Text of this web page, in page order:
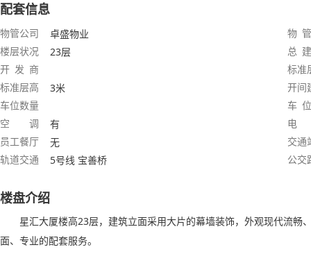
配套信息
物管公司 卓盛物业
物
楼层状况
23层
总
开 发 商
标准
标准层高
3米
开间
车位数量
车
空 调
有
电
员工餐厅
无
交通
轨道交通
5号线 宝善桥 公交
楼盘介绍
星汇大厦楼高23层，建筑立面采用大片的幕墙装饰，外观现代流畅
面、专业的配套服务。